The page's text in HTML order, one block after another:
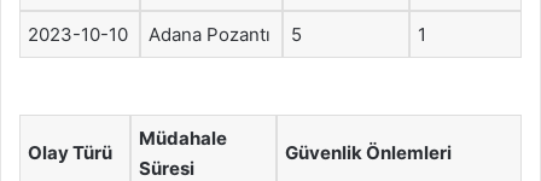
2023-10-10 Adana Pozantı 5 1
Olay Türü
Müdahale
Süresi
Güvenlik Önlemleri